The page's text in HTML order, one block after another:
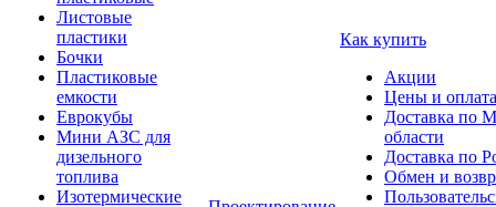
Листовые
пластики
Бочки
Пластиковые
емкости
Еврокубы
Мини АЗС для
дизельного
топлива
Изотермические
Как купить
Акции
Цены и оплата
Доставка по
области
Доставка по
Обмен и